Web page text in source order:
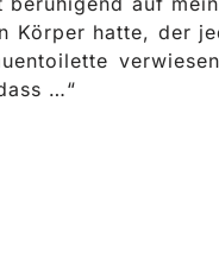
Körper hatte, der
…“